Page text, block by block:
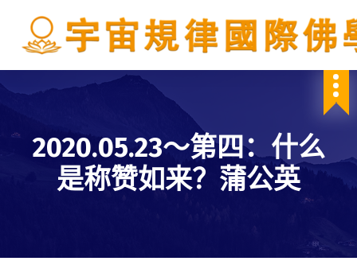
2020.05.23～第四：什么
是称赞如来？蒲公英